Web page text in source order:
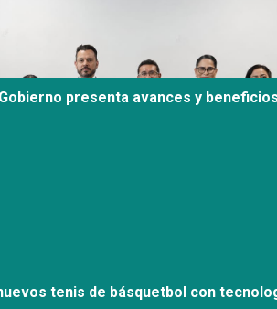
presenta avances y beneficios
tenis de básquetbol con